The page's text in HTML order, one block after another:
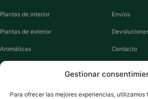
Gestionar
Para ofrecer las mejores experiencias, utilizamos
Plantas de interior
Plantas de exterior
Aromáticas
Suculentas
Envíos
Contacto